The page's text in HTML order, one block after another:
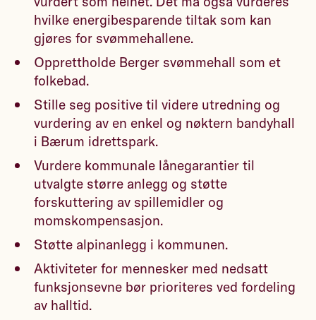
hvilke energibesparende tiltak som kan
gjøres for svømmehallene.
Opprettholde Berger svømmehall som et
folkebad.
Stille seg positive til videre utredning og
vurdering av en enkel og nøktern bandyhall
i Bærum idrettspark.
Vurdere kommunale lånegarantier til
utvalgte større anlegg og støtte
forskuttering av spillemidler og
momskompensasjon.
Støtte alpinanlegg i kommunen.
Aktiviteter for mennesker med nedsatt
funksjonsevne bør prioriteres ved fordeling
av halltid.